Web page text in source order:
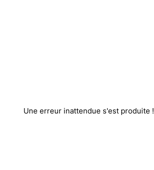
Une erreur inattendue s'est produite !